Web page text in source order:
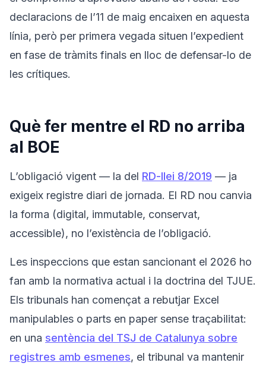
declaracions de l’11 de maig encaixen en aquesta
línia, però per primera vegada situen l’expedient
en fase de tràmits finals en lloc de defensar-lo de
les crítiques.
Què fer mentre el RD no arriba
al BOE
L’obligació vigent — la del RD-llei 8/2019 — ja
exigeix registre diari de jornada. El RD nou canvia
la forma (digital, immutable, conservat,
accessible), no l’existència de l’obligació.
Les inspeccions que estan sancionant el 2026 ho
fan amb la normativa actual i la doctrina del TJUE.
Els tribunals han començat a rebutjar Excel
manipulables o parts en paper sense traçabilitat:
en una sentència del TSJ de Catalunya sobre
registres amb esmenes, el tribunal va mantenir